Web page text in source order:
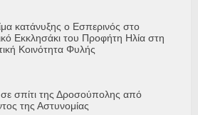
κατάνυξης ο Εσπερινός στο
Εκκλησάκι του Προφήτη Ηλία στη
Κοινότητα Φυλής
σπίτι της Δροσούπολης από
της Αστυνομίας